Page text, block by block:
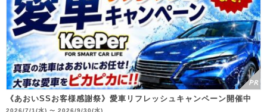
《あおいSSお客様感謝祭》愛車リフレッシュキャンペーン開催中
2026/7/1(水) 〜 2026/9/30(水)